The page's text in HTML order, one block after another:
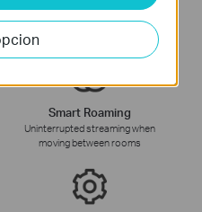
Smart Roaming
Uninterrupted streaming when
moving between rooms